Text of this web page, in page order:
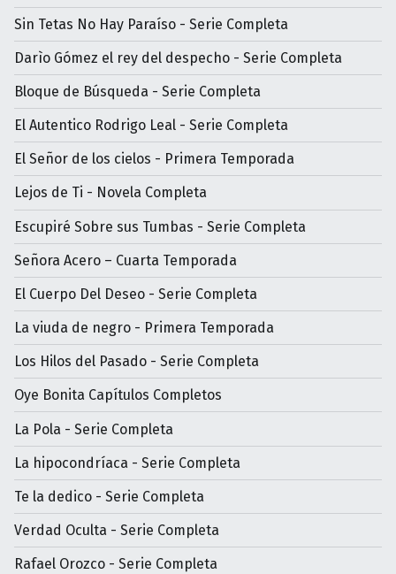
Sin Tetas No Hay Paraíso - Serie Completa
Darìo Gómez el rey del despecho - Serie Completa
Bloque de Búsqueda - Serie Completa
El Autentico Rodrigo Leal - Serie Completa
El Señor de los cielos - Primera Temporada
Lejos de Ti - Novela Completa
Escupiré Sobre sus Tumbas - Serie Completa
Señora Acero – Cuarta Temporada
El Cuerpo Del Deseo - Serie Completa
La viuda de negro - Primera Temporada
Los Hilos del Pasado - Serie Completa
Oye Bonita Capítulos Completos
La Pola - Serie Completa
La hipocondríaca - Serie Completa
Te la dedico - Serie Completa
Verdad Oculta - Serie Completa
Rafael Orozco - Serie Completa